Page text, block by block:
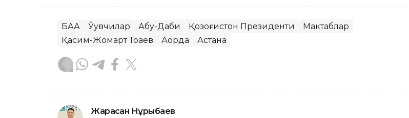
БАА Ўқувчилар Абу-Даби Қозоғистон Президенти
Мактаблар
Қасим-Жомарт Тоқаев
Ақорда Астана
Жарасқан Нұрыбаев